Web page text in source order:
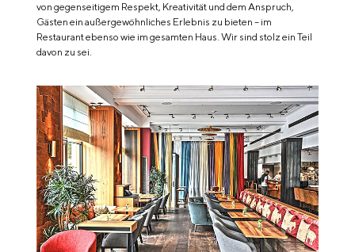
von gegenseitigem Respekt, Kreativität und dem Anspruch,
Gästen ein außergewöhnliches Erlebnis zu bieten – im
Restaurant ebenso wie im gesamten Haus. Wir sind stolz ein Teil
davon zu sei.